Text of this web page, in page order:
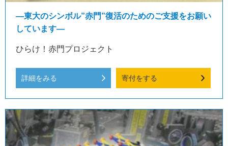
―東大のシンボル”赤門”復活のためのご支援をお願い
しています―
ひらけ！赤門プロジェクト
詳細をみる 寄付をする